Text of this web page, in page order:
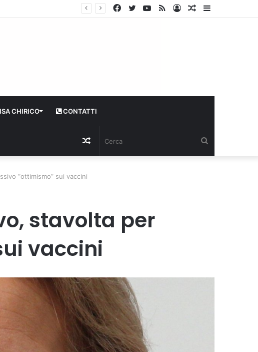
Articolo
Log
RSS
YouTube
Twitter
Facebook
CHIRICO CONTATTI
Articolo
“ottimismo” sui vaccini
stavolta per
vaccini